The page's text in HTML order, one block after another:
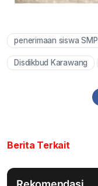
penerimaan siswa SMP
Disdikbud Karawang
Berita Terkait